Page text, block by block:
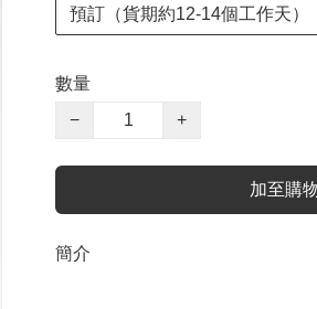
預訂（貨期約12-14個工作天）
數量
−
+
加至購
簡介